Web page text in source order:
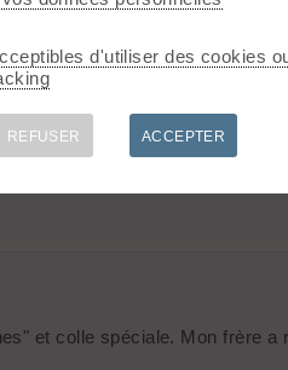
en cordura (le plus
😉
à base d'urethane -
et colle spéciale. Mon frère
d'utiliser des cookies
REFUSER ACCEPTER